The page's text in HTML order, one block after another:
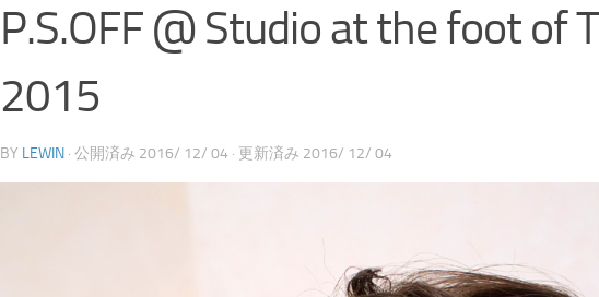
P.S.OFF @ Studio at the foot of
2015
BY LEWIN · 公開済み 2016/ 12/ 04 · 更新済み 2016/ 12/ 04